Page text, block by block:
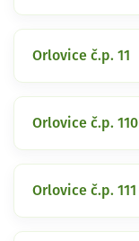
Orlovice č.p. 11
Orlovice č.p. 110
Orlovice č.p. 111